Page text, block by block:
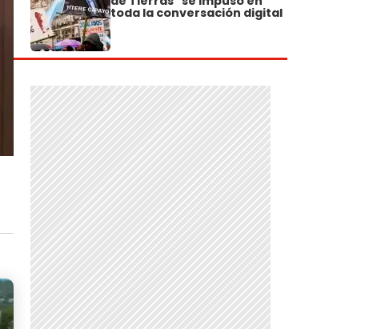
toda la conversación digital